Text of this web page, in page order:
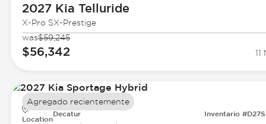
2027 Kia Telluride
X-Pro SX-Prestige
was$59,245
$56,342 11
Location
Decatur Inventario
Agregado recientemente